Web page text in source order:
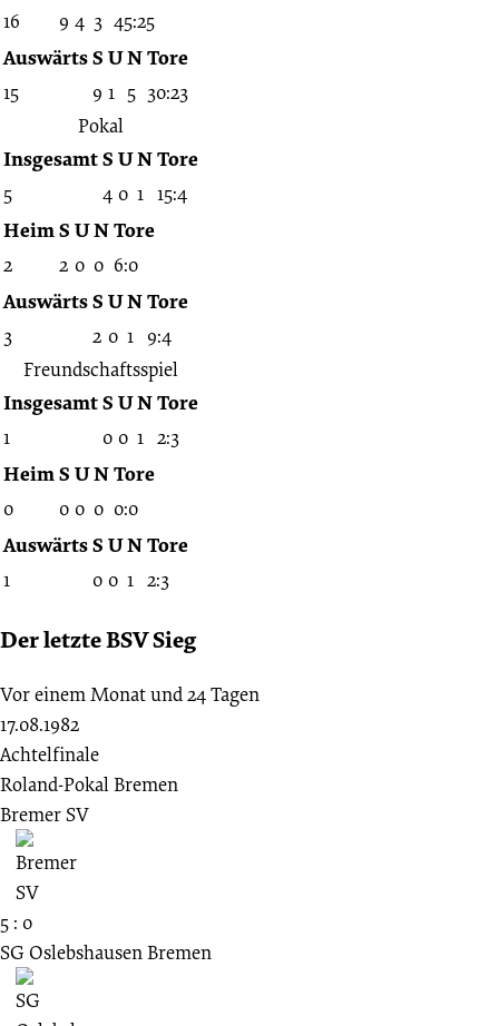
16 9 4 3 45:25
AuswärtsS UNTore
15 9 1 5 30:23
Pokal
InsgesamtS UNTore
5 4 0 1 15:4
HeimS UNTore
2 2 0 0 6:0
AuswärtsS UNTore
3 2 0 1 9:4
Freundschaftsspiel
InsgesamtS UNTore
1 0 0 1 2:3
HeimS UNTore
0 0 0 0 0:0
AuswärtsS UNTore
1 0 0 1 2:3
Der letzte BSV Sieg
Vor einem Monat und 24 Tagen
17.08.1982
Achtelfinale
Roland-Pokal Bremen
Bremer SV
5 : 0
SG Oslebshausen Bremen